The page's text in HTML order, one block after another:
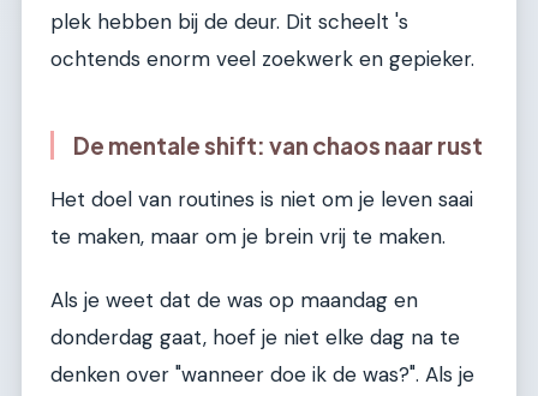
plek hebben bij de deur. Dit scheelt 's
ochtends enorm veel zoekwerk en gepieker.
De mentale shift: van chaos naar rust
Het doel van routines is niet om je leven saai
te maken, maar om je brein vrij te maken.
Als je weet dat de was op maandag en
donderdag gaat, hoef je niet elke dag na te
denken over "wanneer doe ik de was?". Als je